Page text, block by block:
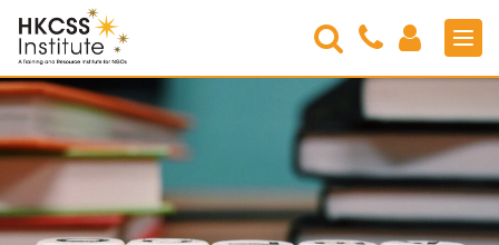
HKCSS
Institute
Search
Contact
Us
Login